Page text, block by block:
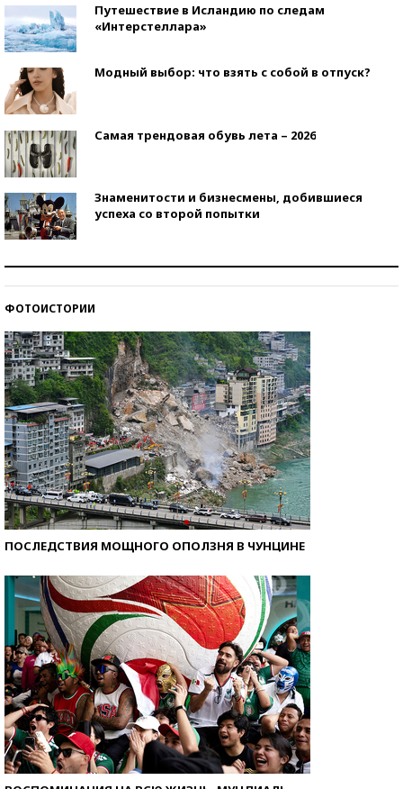
Путешествие в Исландию по следам
«Интерстеллара»
Модный выбор: что взять с собой в отпуск?
Самая трендовая обувь лета – 2026
Знаменитости и бизнесмены, добившиеся
успеха со второй попытки
ФОТОИСТОРИИ
ПОСЛЕДСТВИЯ МОЩНОГО ОПОЛЗНЯ В ЧУНЦИНЕ